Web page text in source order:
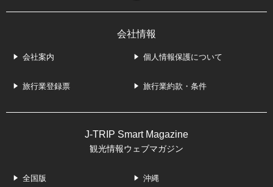
会社情報
会社案内 個人情報保護について
旅行業登録票 旅行業約款・条件
J-TRIP Smart Magazine
観光情報ウェブマガジン
全国版 沖縄